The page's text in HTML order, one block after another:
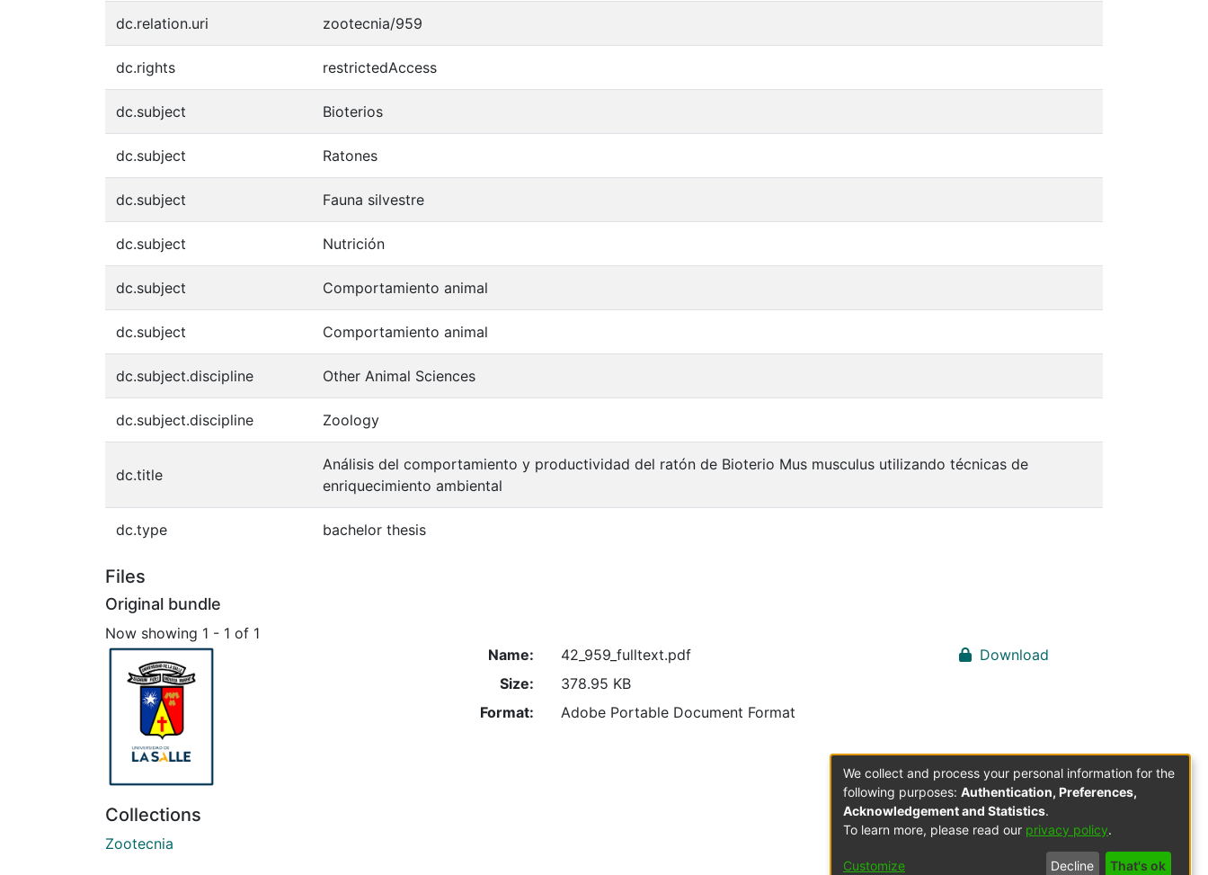
dc.relation.uri zootecnia/959
dc.rights restrictedAccess
dc.subject Bioterios
dc.subject Ratones
dc.subject Fauna silvestre
dc.subject Nutrición
dc.subject Comportamiento animal
dc.subject Comportamiento animal
dc.subject.discipline Other Animal Sciences
dc.subject.discipline Zoology
dc.title
Análisis del comportamiento y productividad del ratón de Bioterio Mus musculus utilizando técnicas de
enriquecimiento ambiental
dc.type bachelor thesis
Files
Original bundle
Now showing 1 - 1 of 1
Name:
42_959_fulltext.pdf
Size:
378.95 KB
Format:
Adobe Portable Document Format
Download
Collections
Zootecnia
We collect and process your personal information for the
following purposes: Authentication, Preferences,
Acknowledgement and Statistics.
To learn more, please read our privacy policy.
Customize Decline That's ok